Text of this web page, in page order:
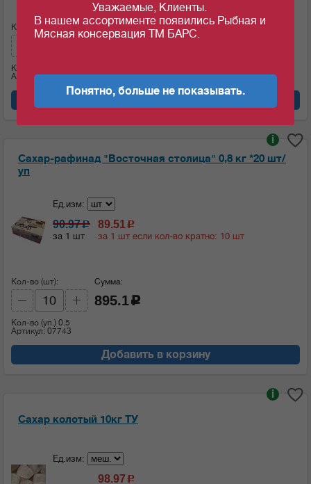
Кол-во (шт):
Кол-во (уп.)
Артикул: 07744
Сумма:
Добавить в корзину
Сахар-рафинад "Восточная столица" 0,8 кг *20 шт/
уп
i
Ед.изм:
90.97c
за 1 шт
89.51c
за 1 шт если кол-во кратно: 10 шт
Кол-во (шт):
Кол-во (уп.) 0.5
Артикул: 07743
Сумма:
895.1 c
Добавить в корзину
Сахар колотый 10кг ТУ
i
Ед.изм:
98.97 c
Уважаемые, Клиенты.
В нашем ассортименте появились Рыбная и
Мясная консервация ТМ БАРС.
Понятно, больше не показывать.